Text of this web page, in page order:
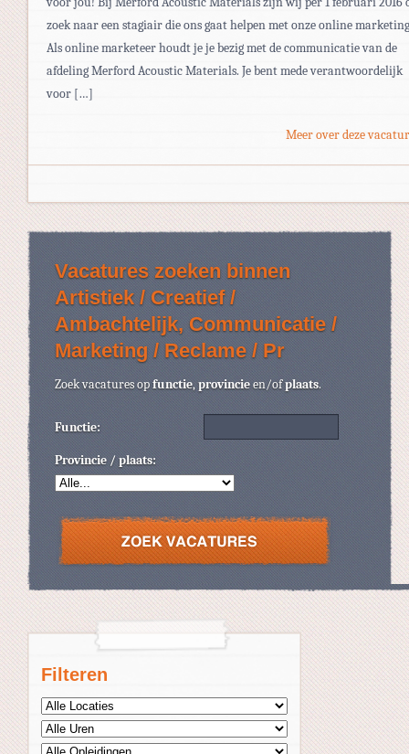
Filteren
zoek naar een stagiair die ons gaat helpen met onze online
Als online marketeer houdt je je bezig met de communicatie van de
afdeling Merford Acoustic Materials. Je bent mede verantwoordelijk
voor […]
Meer over deze
Vacatures zoeken binnen
Artistiek / Creatief /
Ambachtelijk, Communicatie /
Marketing / Reclame / Pr
Zoek vacatures opfunctie,provincieen/ofplaats.
Functie:
Provincie / plaats: